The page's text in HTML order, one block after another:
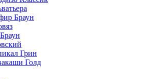
Браун
Грин
Голд